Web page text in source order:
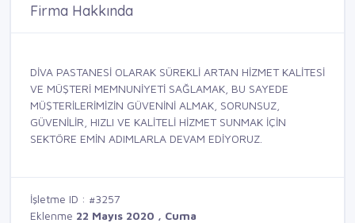
Firma Hakkında
DİVA PASTANESİ OLARAK SÜREKLİ ARTAN HİZMET KALİTESİ
VE MÜŞTERİ MEMNUNİYETİ SAĞLAMAK, BU SAYEDE
MÜŞTERİLERİMİZİN GÜVENİNİ ALMAK, SORUNSUZ,
GÜVENİLİR, HIZLI VE KALİTELİ HİZMET SUNMAK İÇİN
SEKTÖRE EMİN ADIMLARLA DEVAM EDİYORUZ.
İşletme ID : #3257
Eklenme 22 Mayıs 2020 , Cuma